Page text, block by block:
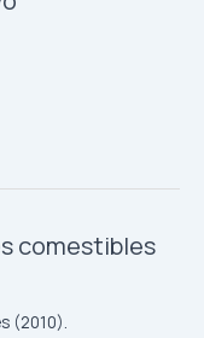
comestibles
(2010).